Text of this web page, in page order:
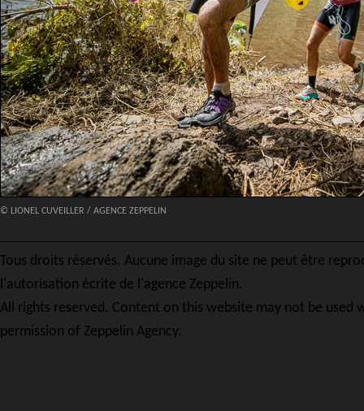
© LIONEL CUVEILLER / AGENCE ZEPPELIN
Tous droits réservés. Aucune image du site ne peut être
l'autorisation écrite de l'agence Zeppelin.
All rights reserved. Content on this website may not be used
permission of Zeppelin Agency.